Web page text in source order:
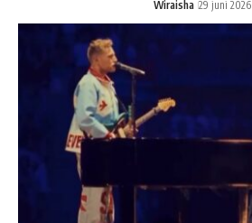
Wiraisha 29 juni 2026